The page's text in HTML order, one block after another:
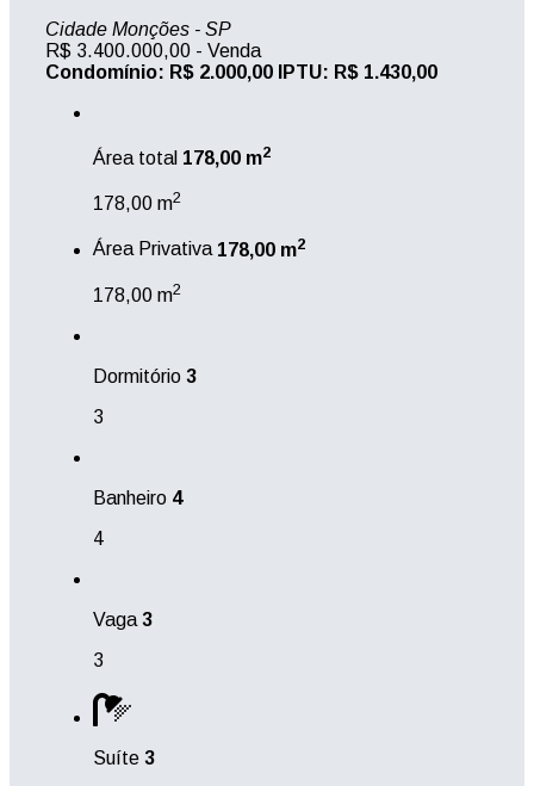
Cidade Monções - SP
R$ 3.400.000,00 - Venda
Condomínio: R$ 2.000,00
IPTU: R$ 1.430,00
Área total 178,00 m2
178,00 m2
Área Privativa 178,00 m2
178,00 m2
Dormitório 3
3
Banheiro 4
4
Vaga 3
3
Suíte 3